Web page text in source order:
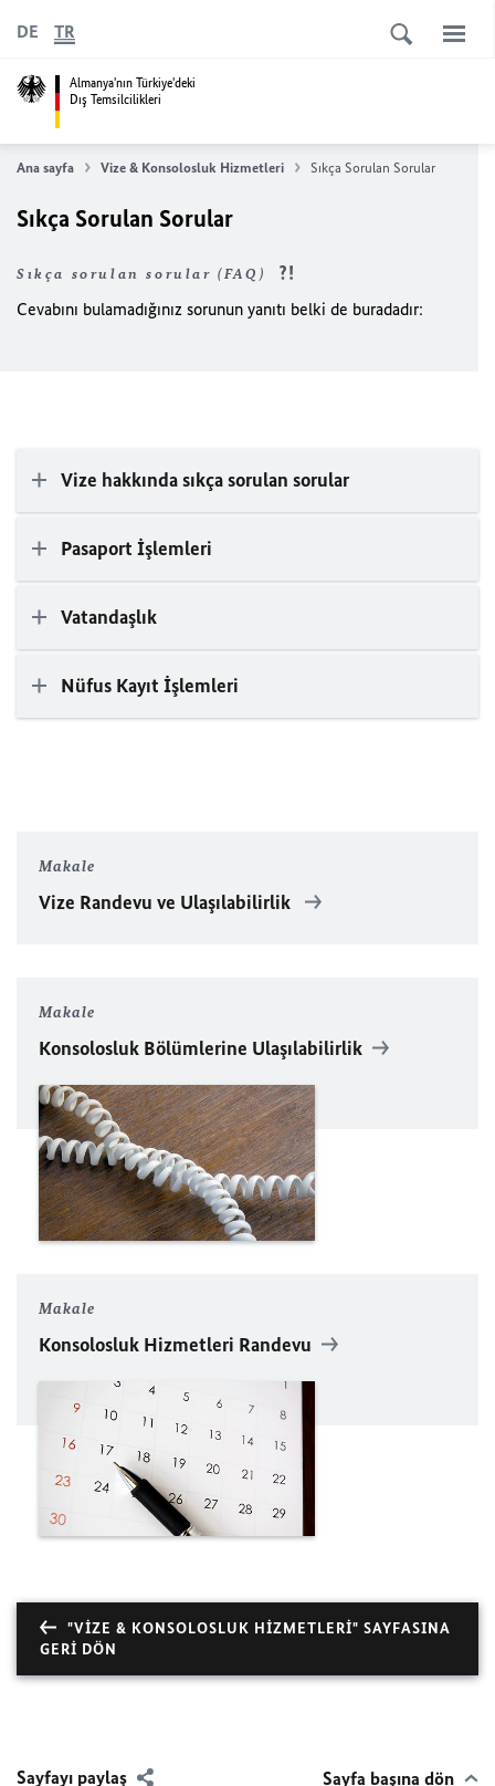
Almanya'nın Türkiye'deki
Dış Temsilcilikleri
DE TR
Ana sayfa Vize & Konsolosluk Hizmetleri Sıkça Sorulan Sorular
Sıkça Sorulan Sorular
Sıkça sorulan sorular (FAQ)
Cevabını bulamadığınız sorunun yanıtı belki de buradadır:
Vize hakkında sıkça sorulan sorular
Pasaport İşlemleri
Vatandaşlık
Nüfus Kayıt İşlemleri
Makale
Vize Randevu ve Ulaşılabilirlik
Makale
Konsolosluk Bölümlerine Ulaşılabilirlik
Makale
Konsolosluk Hizmetleri Randevu
"VIZE & KONSOLOSLUK HIZMETLERI" SAYFASINA
GERI DÖN
Sayfayı paylaş Sayfa başına dön